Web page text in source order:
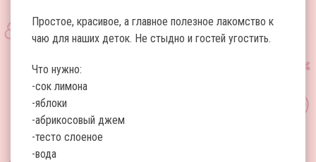
Простое, красивое, а главное полезное лакомство к
чаю для наших деток. Не стыдно и гостей угостить.
Что нужно:
-сок лимона
-яблоки
-абрикосовый джем
-тесто слоеное
-вода